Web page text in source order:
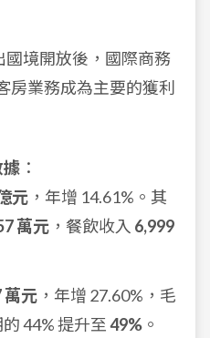
國境開放後，國際商務
房業務成為主要的獲利
據 ：
元 ，年增 14.61%。其
萬元 ，餐飲收入 6,999
萬元 ，年增 27.60%，毛
44% 提升至 49% 。